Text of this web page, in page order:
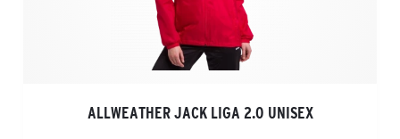
ALLWEATHER JACK LIGA 2.0 UNISEX